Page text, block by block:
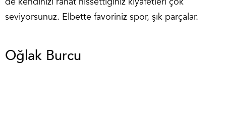
seviyorsunuz. Elbette favoriniz spor, şık parçalar.
Oğlak Burcu